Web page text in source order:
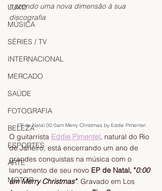
LUXO
MÚSICA
SÉRIES / TV
INTERNACIONAL
MERCADO
SAÚDE
FOTOGRAFIA
BELEZA
ESPORTES
ARTE
MOTOR
trazendo uma nova dimensão à sua
discografia
EP de Natal 00:0am Merry Christmas by Eddie Pimentel
O guitarrista Eddie Pimentel, natural do Rio
de Janeiro, está encerrando um ano de
grandes conquistas na música com o
lançamento de seu novo EP de Natal, "0:00
am Merry Christmas". Gravado em Los